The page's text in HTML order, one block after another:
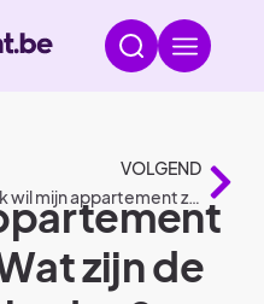
VOLGEND
Ik wil mijn appartement zelf verkopen. Hoe begin ik eraan?
zijn de